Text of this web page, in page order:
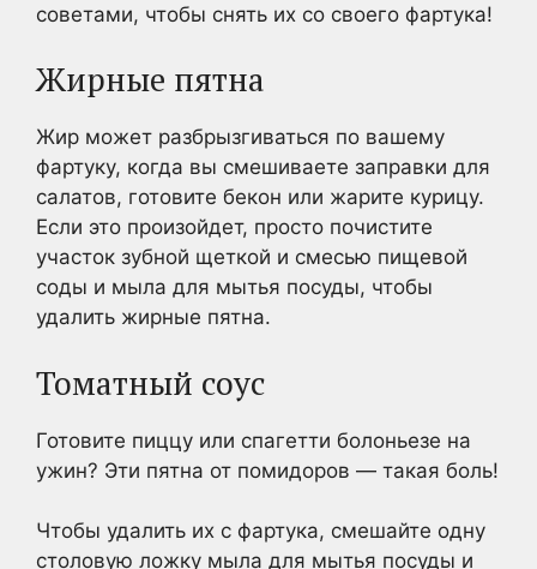
советами, чтобы снять их со своего фартука!
Жирные пятна
Жир может разбрызгиваться по вашему
фартуку, когда вы смешиваете заправки для
салатов, готовите бекон или жарите курицу.
Если это произойдет, просто почистите
участок зубной щеткой и смесью пищевой
соды и мыла для мытья посуды, чтобы
удалить жирные пятна.
Томатный соус
Готовите пиццу или спагетти болоньезе на
ужин? Эти пятна от помидоров — такая боль!
Чтобы удалить их с фартука, смешайте одну
столовую ложку мыла для мытья посуды и